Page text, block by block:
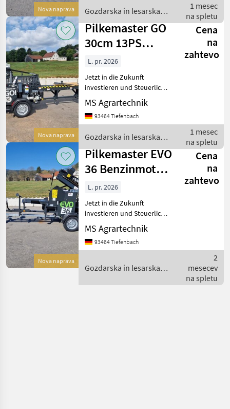
Tajfun
Uniforest
A-Dro Dominator
Hakki Pilke
Prikaži
vse
(13)
MARKETPLACE
Marketplace
Ponudbe
trgovcev
Mali
oglasi
Nova naprava
Förderanträge ! –
Gozdarska in lesarska
mehanizacija /
Pilkemaster
1 mesec
na spletu
Nova naprava
Pilkemaster GO
30cm 13PS
Benzinmotor
Sägespaltautomat
Förder
Cena
na
zahtevo
L. pr. 2026
Jetzt in die Zukunft
investieren und Steuerlich
profitieren ! Mit je 30%
Sonderabschreibung in den
ersten drei Jahren möglich
Förderanträge ! –
MS Agrartechnik
93464 Tiefenbach
Gozdarska in lesarska
mehanizacija /
Pilkemaster
1 mesec
na spletu
Nova naprava
Pilkemaster EVO
36 Benzinmotor
10to 36cm
Stammheber
Fahrwerk
Cena
na
zahtevo
L. pr. 2026
Jetzt in die Zukunft
investieren und Steuerlich
profitieren ! Mit je 30%
Sonderabschreibung in den
ersten drei Jahren möglich
Förderanträge ! –
MS Agrartechnik
93464 Tiefenbach
Gozdarska in lesarska
Pilkemaster
2
mesecev
na spletu